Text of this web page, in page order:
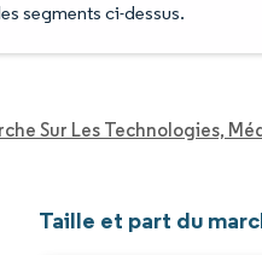
segments ci-dessus.
Sur Les Technologies,
Taille et part du